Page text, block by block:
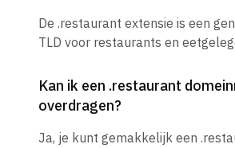
De .restaurant extensie is een
TLD voor restaurants en
Kan ik een .restaurant
overdragen?
Ja, je kunt gemakkelijk een